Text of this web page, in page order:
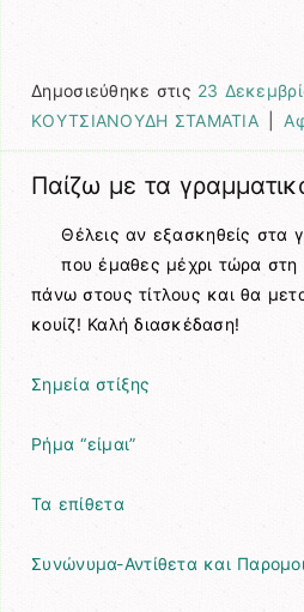
Δημοσιεύθηκε στις 23
ΚΟΥΤΣΙΑΝΟΥΔΗ ΣΤΑΜΑΤΙΑ
Παίζω με τα
Θέλεις αν εξασκηθείς στα
που έμαθες μέχρι τώρα
πάνω στους τίτλους και θα
κουίζ! Καλή διασκέδαση!
Σημεία στίξης
Ρήμα “είμαι”
Τα επίθετα
Συνώνυμα-Αντίθετα και